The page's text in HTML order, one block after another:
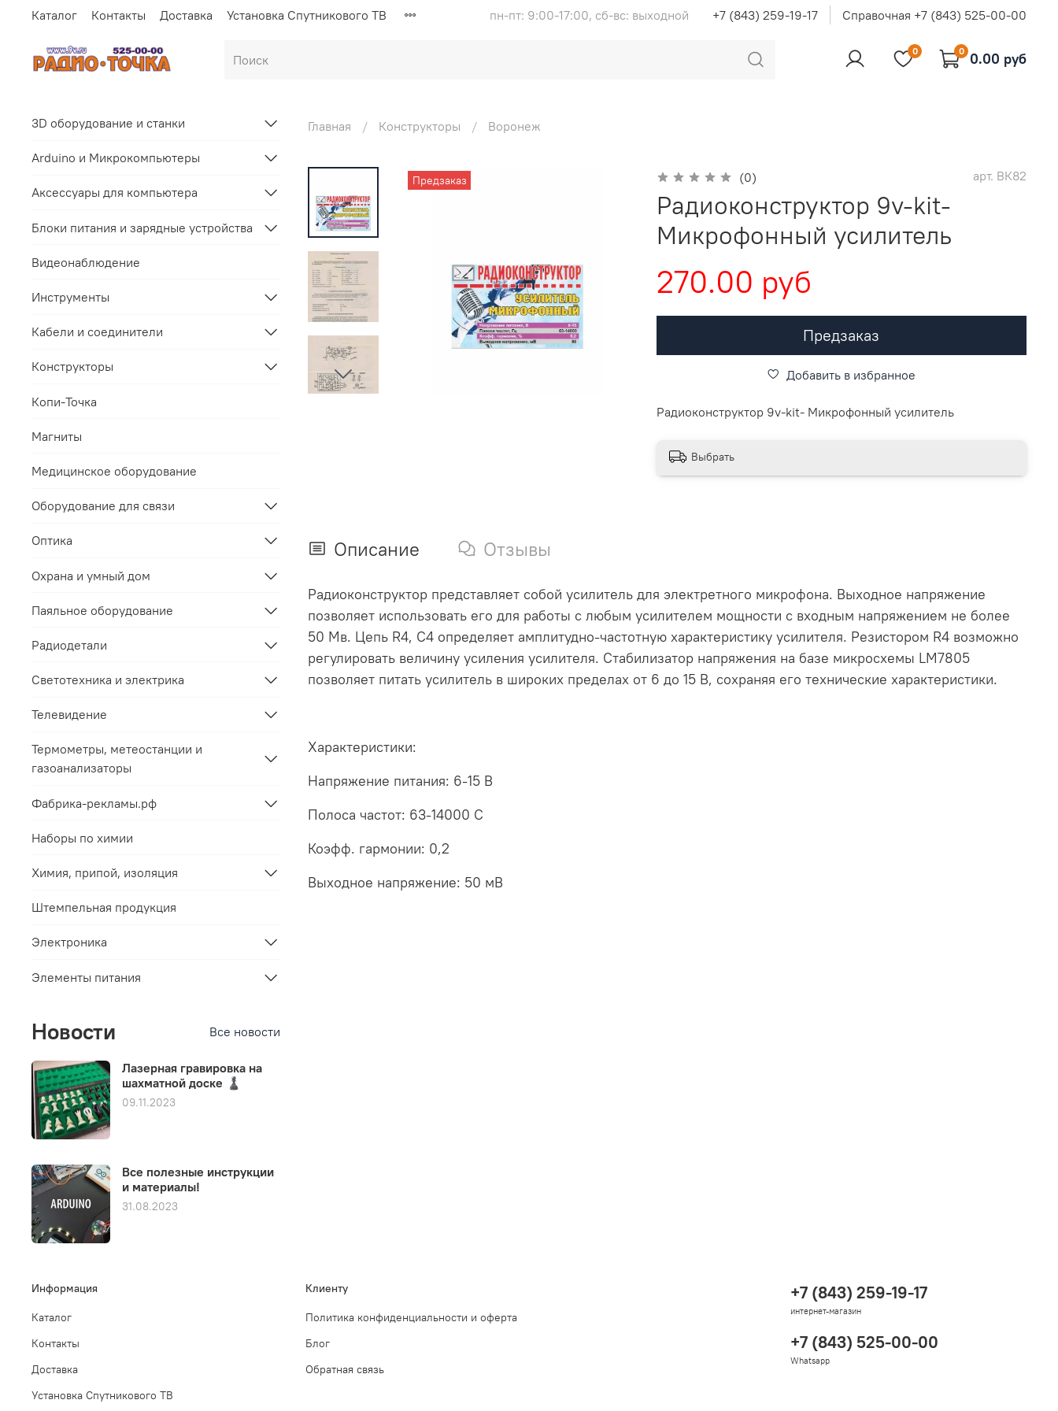
Каталог Контакты Доставка Установка Спутникового ТВ пн-пт: 9:00-17:00, сб-вс: выходной +7 (843) 259-19-17 Справочная +7 (843) 525-00-00
0 0 0.00 руб
Главная Конструкторы Воронеж
Предзаказ (0) арт. ВК82
Радиоконструктор 9v-kit-
Микрофонный усилитель
270.00 руб
Предзаказ
Добавить в избранное
Радиоконструктор 9v-kit- Микрофонный усилитель
Выбрать
Описание Отзывы
Радиоконструктор представляет собой усилитель для электретного микрофона. Выходное напряжение
позволяет использовать его для работы с любым усилителем мощности с входным напряжением не более
50 Мв. Цепь R4, С4 определяет амплитудно-частотную характеристику усилителя. Резистором R4 возможно
регулировать величину усиления усилителя. Стабилизатор напряжения на базе микросхемы LM7805
позволяет питать усилитель в широких пределах от 6 до 15 В, сохраняя его технические характеристики.
Характеристики:
Напряжение питания: 6-15 В
Полоса частот: 63-14000 С
Коэфф. гармонии: 0,2
Выходное напряжение: 50 мВ
3D оборудование и станки
Arduino и Микрокомпьютеры
Аксессуары для компьютера
Блоки питания и зарядные устройства
Видеонаблюдение
Инструменты
Кабели и соединители
Конструкторы
Копи-Точка
Магниты
Медицинское оборудование
Оборудование для связи
Оптика
Охрана и умный дом
Паяльное оборудование
Радиодетали
Светотехника и электрика
Телевидение
Термометры, метеостанции и
газоанализаторы
Фабрика-рекламы.рф
Наборы по химии
Химия, припой, изоляция
Штемпельная продукция
Электроника
Элементы питания
Новости Все новости
Лазерная гравировка на
шахматной доске ♟️
09.11.2023
Все полезные инструкции
и материалы!
31.08.2023
Информация
Каталог
Контакты
Доставка
Установка Спутникового ТВ
Клиенту
Политика конфиденциальности и оферта
Блог
Обратная связь
+7 (843) 259-19-17
интернет-магазин
+7 (843) 525-00-00
Whatsapp